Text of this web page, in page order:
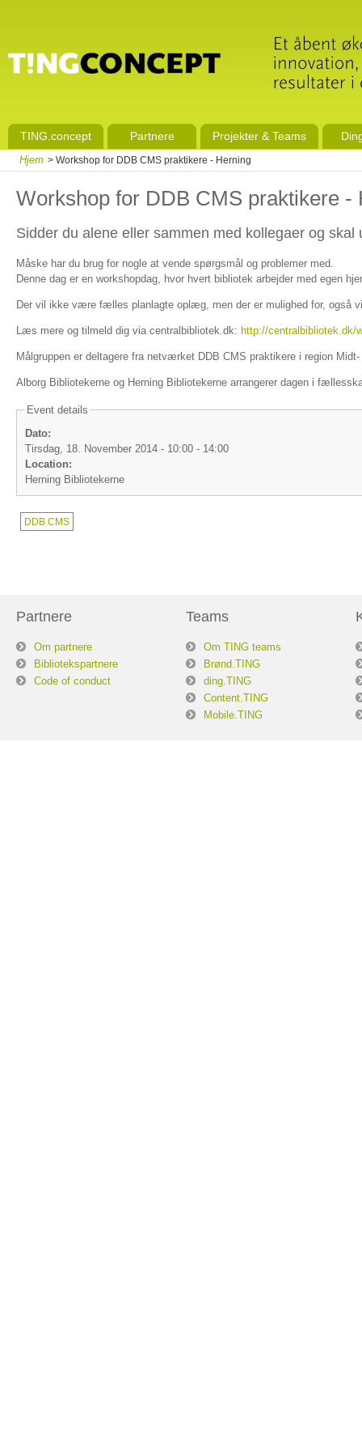
TING.concept Partnere Projekter & Teams
Hjem > Workshop for DDB CMS praktikere - Herning
Workshop for DDB CMS praktikere -
Sidder du alene eller sammen med kollegaer og
Måske har du brug for nogle at vende spørgsmål og problemer med.
Denne dag er en workshopdag, hvor hvert bibliotek arbejder med egen
Der vil ikke være fælles planlagte oplæg, men der er mulighed for, også
Læs mere og tilmeld dig via centralbibliotek.dk: http://centralbibliotek.dk/
Målgruppen er deltagere fra netværket DDB CMS praktikere i region
Alborg Bibliotekerne og Herning Bibliotekerne arrangerer dagen i
Event details
Dato:
Tirsdag, 18. November 2014 - 10:00 - 14:00
Location:
Herning Bibliotekerne
DDB CMS
Partnere
Om partnere
Bibliotekspartnere
Code of conduct
Teams
Om TING teams
Brønd.TING
ding.TING
Content.TING
Mobile.TING